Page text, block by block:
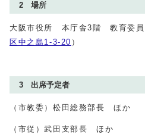
2 場所
大阪市役所 本庁舎3階 教育委員
区中之島1-3-20 ）
3 出席予定者
（市教委）松田総務部長 ほか
（市従）武田支部長 ほか